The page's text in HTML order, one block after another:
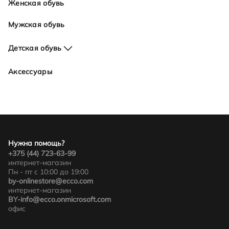
Женская обувь
Мужская обувь
Детская обувь
Для девочек
Для мальчиков
Аксессуары
Нужна помощь?
+375 (44) 723-63-99
интернет-магазин
Пн - пт с 10:00 до 19:00
by-onlinestore@ecco.com
интернет-магазин
BY-info@ecco.onmicrosoft.com
офис